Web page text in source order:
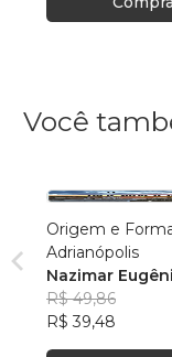
Você
Origem e
Adrianópolis
Nazimar
R$ 49,86
R$ 39,48